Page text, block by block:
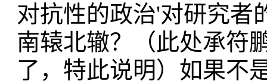
对抗性的政治'对研究者
南辕北辙？（此处承符
了，特此说明）如果不